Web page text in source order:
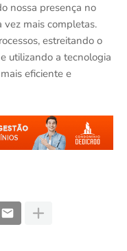
nossa presença no
vez mais completas.
estreitando o
utilizando a tecnologia
eficiente e